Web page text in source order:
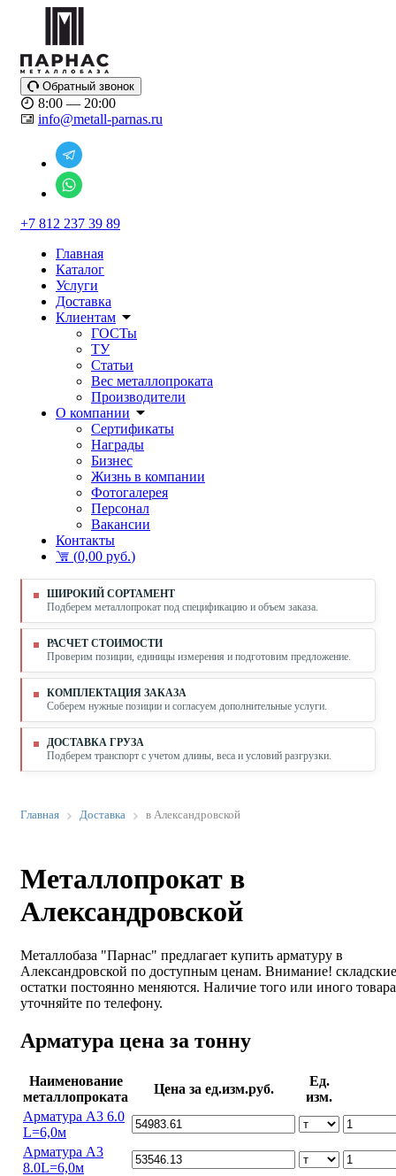
Обратный звонок
8:00 — 20:00
info@metall-parnas.ru
+7 812 237 39 89
Главная
Каталог
Услуги
Доставка
Клиентам
ГОСТы
ТУ
Статьи
Вес металлопроката
Производители
О компании
Сертификаты
Награды
Бизнес
Жизнь в компании
Фотогалерея
Персонал
Вакансии
Контакты
(0,00 руб.)
ШИРОКИЙ СОРТАМЕНТ
Подберем металлопрокат под спецификацию и объем заказа.
РАСЧЕТ СТОИМОСТИ
Проверим позиции, единицы измерения и подготовим предложение.
КОМПЛЕКТАЦИЯ ЗАКАЗА
Соберем нужные позиции и согласуем дополнительные услуги.
ДОСТАВКА ГРУЗА
Подберем транспорт с учетом длины, веса и условий разгрузки.
Главная Доставка в Александровской
Металлопрокат в
Александровской
Металлобаза "Парнас" предлагает купить арматуру в
Александровской по доступным ценам. Внимание! складские
остатки постоянно меняются. Наличие того или иного товара
уточняйте по телефону.
Арматура цена за тонну
Наименование
металлопроката
Цена за ед.изм.руб.
Ед.
изм.
Арматура А3 6.0
L=6,0м
Арматура А3
8.0L=6,0м